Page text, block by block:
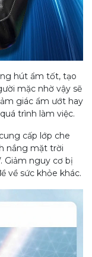
hút ẩm tốt, tạo
mặc nhờ vậy sẽ
giác ẩm ướt hay
trình làm việc.
cấp lớp che
nắng mặt trời
Giảm nguy cơ bị
về sức khỏe khác.